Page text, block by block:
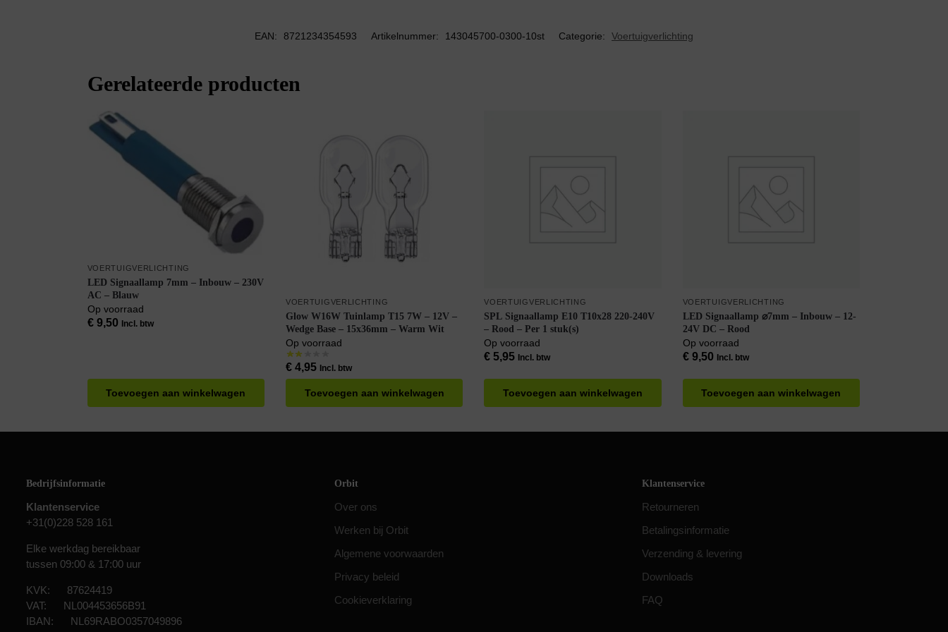
EAN: 8721234354593 Artikelnummer: 143045700-0300-10st Categorie: Voertuigverlichting
Gerelateerde producten
VOERTUIGVERLICHTING
LED Signaallamp 7mm – Inbouw – 230V
AC – Blauw
Op voorraad
€9,50 Incl. btw
Toevoegen aan winkelwagen
VOERTUIGVERLICHTING
Glow W16W Tuinlamp T15 7W – 12V –
Wedge Base – 15x36mm – Warm Wit
Op voorraad
€4,95 Incl. btw
Toevoegen aan winkelwagen
VOERTUIGVERLICHTING
SPL Signaallamp E10 T10x28 220-240V
– Rood – Per 1 stuk(s)
Op voorraad
€ 5,95 Incl. btw
Toevoegen aan winkelwagen
VOERTUIGVERLICHTING
LED Signaallamp ⌀7mm – Inbouw – 12-
24V DC – Rood
Op voorraad
€9,50 Incl. btw
Toevoegen aan winkelwagen
Bedrijfsinformatie
Klantenservice
+31(0)228 528 161
Elke werkdag bereikbaar
tussen 09:00 & 17:00 uur
KVK: 87624419
VAT: NL004453656B91
IBAN: NL69RABO0357049896
Orbit
Over ons
Werken bij Orbit
Algemene voorwaarden
Privacy beleid
Cookieverklaring
Klantenservice
Retourneren
Betalingsinformatie
Verzending & levering
Downloads
FAQ